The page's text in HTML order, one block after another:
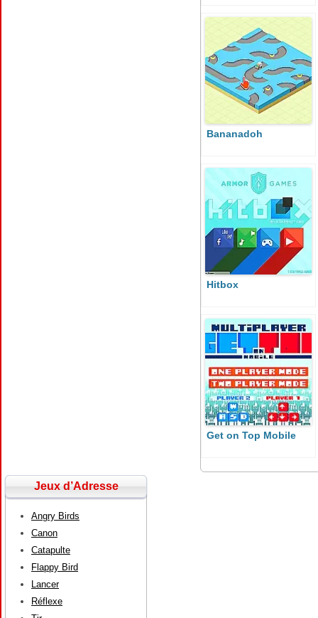
Bananadoh
Hitbox
Get on Top Mobile
Jeux d’Adresse
Angry Birds
Canon
Catapulte
Flappy Bird
Lancer
Réflexe